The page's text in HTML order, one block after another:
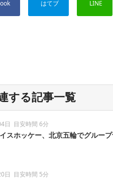
する記事一覧
日 目安時間 6分
スホッケー、北京五輪でグルー
日 目安時間 5分